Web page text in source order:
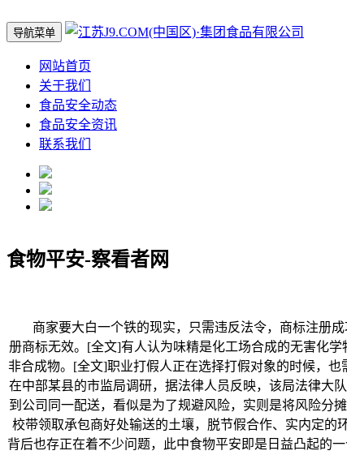
导航菜单
网站首页
关于我们
食品安全动态
食品安全资讯
联系我们
食物平安-察看者网
商家要大白一个铁的现实，只需违反法令，商标注册成
册商标无效。[全文]有人认为味精是化工场合成的无害化
非合成物。[全文]职业打假人正在选择打假对象的时候，
在中部某县的市监局调研，据法律人员反映，该局法律大
到公司同一配送，看似是为了规避风险，实则是将风险分
校带领取承包商好处输送的土壤，脱节假合作、实内定
背后也存正在着不少问题，此中食物平安即是日益凸起的